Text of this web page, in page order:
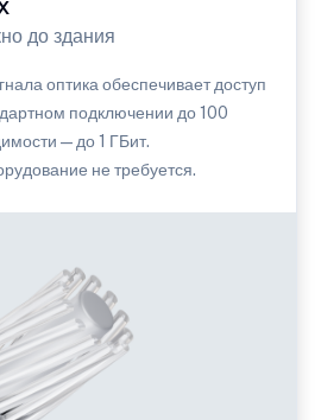
до здания
оптика обеспечивает доступ
подключении до 100
— до 1 ГБит.
не требуется.